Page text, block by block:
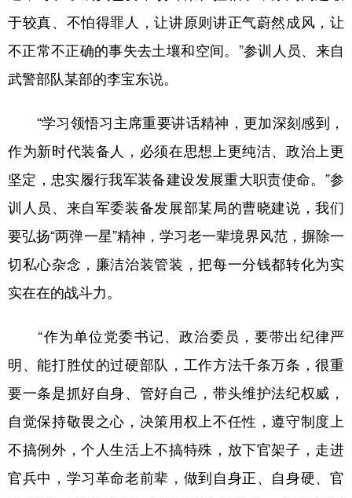
于较真、不怕得罪人，让讲原则讲正气蔚然成风，让
不正常不正确的事失去土壤和空间。”参训人员、来自
武警部队某部的李宝东说。
“学习领悟习主席重要讲话精神，更加深刻感到，
作为新时代装备人，必须在思想上更纯洁、政治上更
坚定，忠实履行我军装备建设发展重大职责使命。”参
训人员、来自军委装备发展部某局的曹晓建说，我们
要弘扬“两弹一星”精神，学习老一辈境界风范，摒除一
切私心杂念，廉洁治装管装，把每一分钱都转化为实
实在在的战斗力。
“作为单位党委书记、政治委员，要带出纪律严
明、能打胜仗的过硬部队，工作方法千条万条，很重
要一条是抓好自身、管好自己，带头维护法纪权威，
自觉保持敬畏之心，决策用权上不任性，遵守制度上
不搞例外，个人生活上不搞特殊，放下官架子，走进
官兵中，学习革命老前辈，做到自身正、自身硬、官